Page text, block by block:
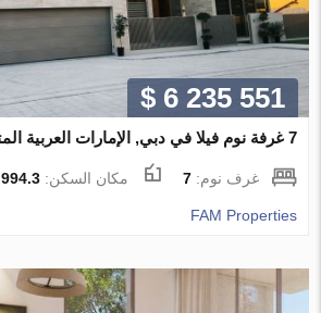
$ 6 235 551
7 غرفة نوم فيلا في دبي, الإمارات العربية المتحدة رقم 140266
غرف نوم:7 مكان السكن:994.3 م
FAM Properties